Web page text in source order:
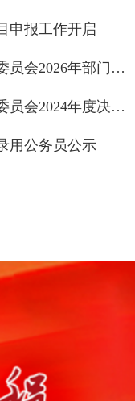
申报工作开启
年部门预算情况说明
2024年度决算说明
用公务员公示